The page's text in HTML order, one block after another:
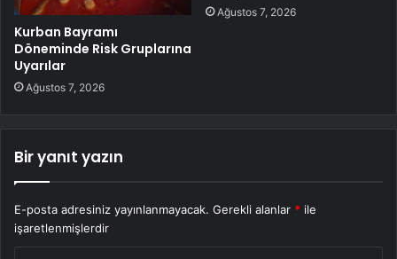
Kurban Bayramı
Döneminde Risk Gruplarına
Uyarılar
Ağustos 7, 2026
Ağustos 7, 2026
Bir yanıt yazın
E-posta adresiniz yayınlanmayacak. Gerekli alanlar * ile
işaretlenmişlerdir